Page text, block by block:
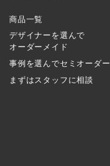
商品一覧
デザイナーを選んで
オーダーメイド
事例を選んでセミオーダー
まずはスタッフに相談